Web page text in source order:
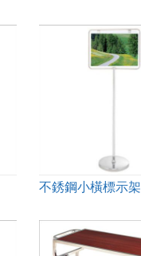
不銹鋼小橫標示架